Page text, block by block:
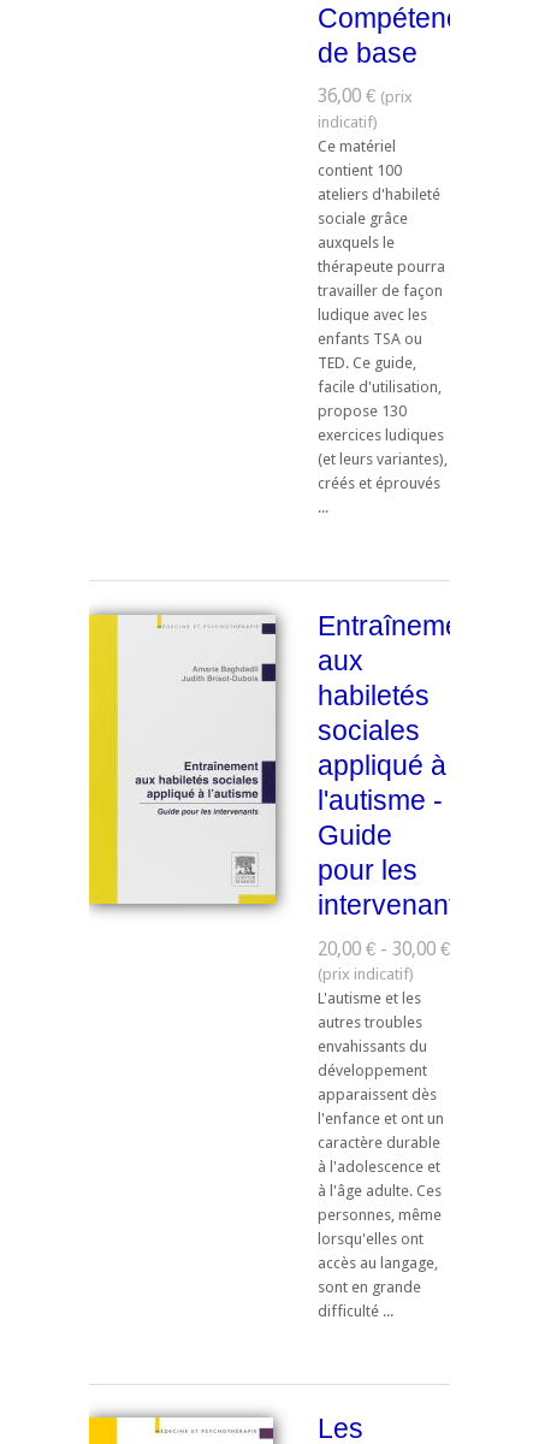
Compétences
de base
36,00 €
Ce matériel
contient 100
ateliers d'habileté
sociale grâce
auxquels le
thérapeute pourra
travailler de façon
ludique avec les
enfants TSA ou
TED. Ce guide,
facile d'utilisation,
propose 130
exercices ludiques
(et leurs variantes),
créés et éprouvés
...
Entraînement
aux
habiletés
sociales
appliqué à
l'autisme -
Guide
pour les
intervenants
20,00 € - 30,00 €
L'autisme et les
autres troubles
envahissants du
développement
apparaissent dès
l'enfance et ont un
caractère durable
à l'adolescence et
à l'âge adulte. Ces
personnes, même
lorsqu'elles ont
accès au langage,
sont en grande
difficulté ...
Les